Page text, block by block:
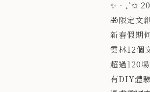
𓂃 𓇼
✦ 潮汐之
◖ 日期｜
2026/7/
◖ 時間｜
◖ 座標｜
團隊：臺
​📍 第二站
地點：土
團隊：萬
✨‧₊˚✩
🎁限定文
新春假期
雲林12個
超過120
有DIY體